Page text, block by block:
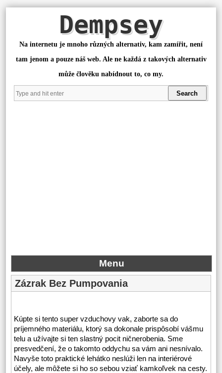
Dempsey
Na internetu je mnoho různých alternativ, kam zamířit, není
tam jenom a pouze náš web. Ale ne každá z takových alternativ
může člověku nabídnout to, co my.
Menu
Zázrak Bez Pumpovania
Kúpte si tento supervzduchovy vak, zaborte sa do
príjemného materiálu, ktorý sa dokonale prispôsobí vášmu
telu a užívajte si ten slastný pocit ničnerobenia. Sme
presvedčení, že o takomto oddychu sa vám ani nesnívalo.
Navyše toto praktické lehátko neslúži len na interiérové
účely, ale môžete si ho so sebou vziať kamkoľvek na cesty.